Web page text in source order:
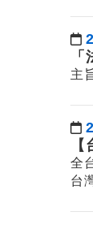
日
主
日
全
台